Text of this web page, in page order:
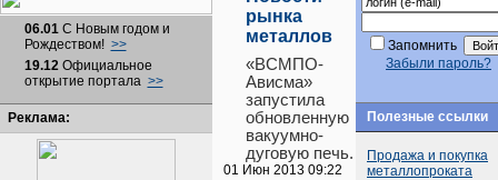
06.01С Новым годом и
Рождеством! >>
19.12Официальное
открытие портала >>
Реклама:
рынка
металлов
«ВСМПО-
Ависма»
запустила
обновленную
вакуумно-
дуговую печь.
01 Июн 2013 09:22
Запомнить
Забыли пароль?
Полезные ссылки
Продажа и покупка
металлопроката